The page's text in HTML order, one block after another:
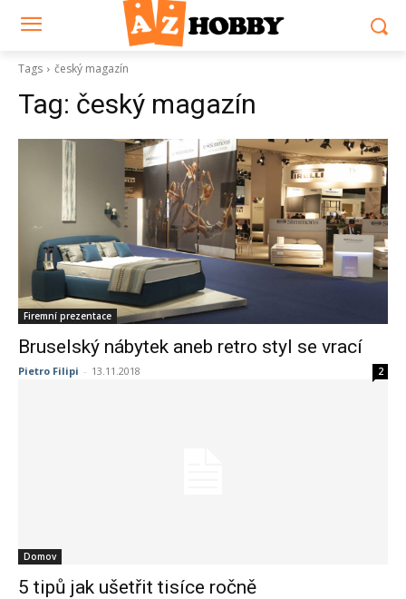
Tags český magazín
Tag: český magazín
Firemní prezentace
Bruselský nábytek aneb retro styl se vrací
Pietro Filipi - 13.11.2018 2
Domov
5 tipů jak ušetřit tisíce ročně